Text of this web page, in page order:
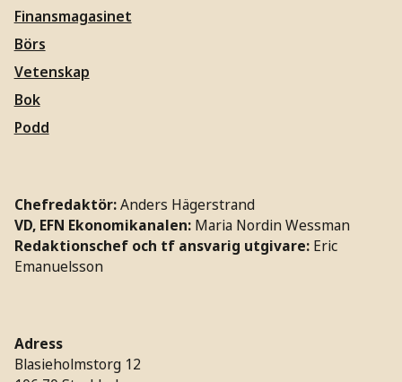
Finansmagasinet
Börs
Vetenskap
Bok
Podd
Chefredaktör:Anders Hägerstrand
VD, EFN Ekonomikanalen: Maria Nordin Wessman
Redaktionschef och tf ansvarig utgivare: Eric
Emanuelsson
Adress
Blasieholmstorg 12